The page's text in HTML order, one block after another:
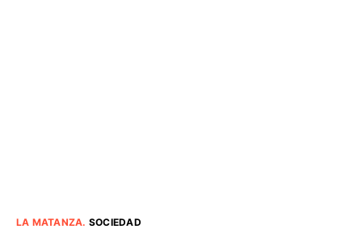
LA MATANZA. SOCIEDAD